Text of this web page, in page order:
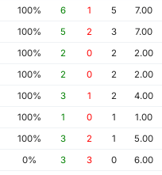
100% 6 1 5
7.00
100% 5 2 3
7.00
100% 2 0 2
2.00
100% 2 0 2
2.00
100% 3 1 2
4.00
100% 1 0 1
1.00
100% 3 2 1
5.00
0% 3 3 0
6.00